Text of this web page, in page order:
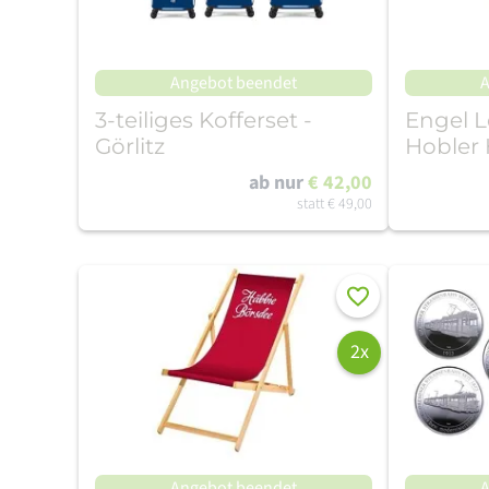
Angebot beendet
3-teiliges Kofferset -
Görlitz
ab nur€ 42,00
statt€ 49,00
Engel
Hobler
Merken
2x